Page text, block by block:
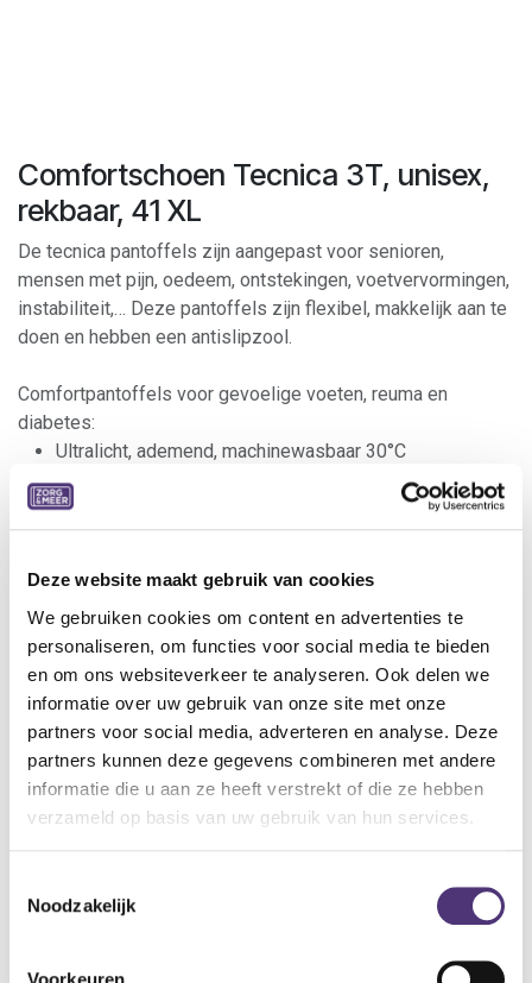
Deze website maakt gebruik van cookies
We gebruiken cookies om content en advertenties te
personaliseren, om functies voor social media te bieden
en om ons websiteverkeer te analyseren. Ook delen we
informatie over uw gebruik van onze site met onze
partners voor social media, adverteren en analyse. Deze
partners kunnen deze gegevens combineren met andere
informatie die u aan ze heeft verstrekt of die ze hebben
verzameld op basis van uw gebruik van hun services.
Noodzakelijk
Comfortschoen Tecnica 3T, unisex,
rekbaar, 41 XL
De tecnica pantoffels zijn aangepast voor senioren,
mensen met pijn, oedeem, ontstekingen, voetvervormingen,
instabiliteit,… Deze pantoffels zijn flexibel, makkelijk aan te
doen en hebben een antislipzool.
Comfortpantoffels voor gevoelige voeten, reuma en
diabetes:
Ultralicht, ademend, machinewasbaar 30°C
Zonder hinderlijke naden, verstevigde hiel
Volledig aanpasbaar: variabel volume door regelbare
velcrosluiting
Indicaties:
Normale tot gevoelige voeten
Hallux valgus
Hamer- en klauwtenen
Metatarsalgie
Specificaties:
Weefsel: Zachte nylon
Wijdte: XL
Binnenzool: Uitneembaar (inlegzool Tecnica S AIR)
Hiel: 15 mm